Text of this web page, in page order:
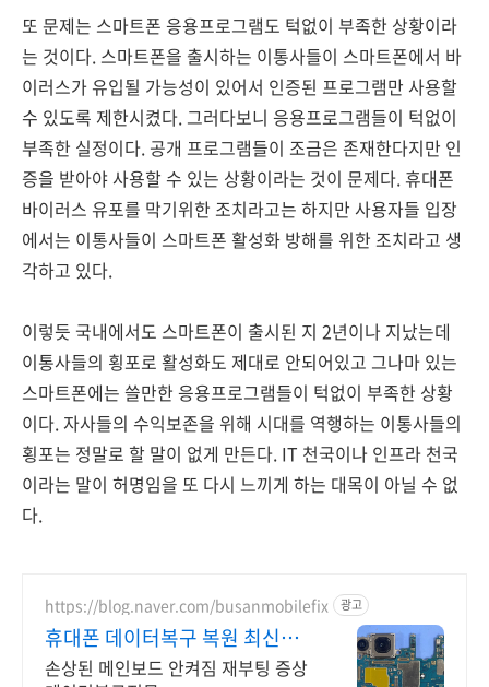
또 문제는 스마트폰 응용프로그램도 턱없이 부족한 상황이라
는 것이다. 스마트폰을 출시하는 이통사들이 스마트폰에서 바
이러스가 유입될 가능성이 있어서 인증된 프로그램만 사용할
수 있도록 제한시켰다. 그러다보니 응용프로그램들이 턱없이
부족한 실정이다. 공개 프로그램들이 조금은 존재한다지만 인
증을 받아야 사용할 수 있는 상황이라는 것이 문제다. 휴대폰
바이러스 유포를 막기위한 조치라고는 하지만 사용자들 입장
에서는 이통사들이 스마트폰 활성화 방해를 위한 조치라고 생
각하고 있다.
이렇듯 국내에서도 스마트폰이 출시된 지 2년이나 지났는데
이통사들의 횡포로 활성화도 제대로 안되어있고 그나마 있는
스마트폰에는 쓸만한 응용프로그램들이 턱없이 부족한 상황
이다. 자사들의 수익보존을 위해 시대를 역행하는 이통사들의
횡포는 정말로 할 말이 없게 만든다. IT 천국이나 인프라 천국
이라는 말이 허명임을 또 다시 느끼게 하는 대목이 아닐 수 없
다.
https://blog.naver.com/busanmobilefix 광고
휴대폰 데이터복구 복원 최신장
비와 정품부품 당일수리
손상된 메인보드 안켜짐 재부팅 증상